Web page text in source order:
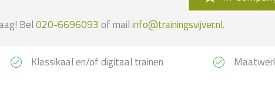
Bel020-6696093 of mailinfo@trainingsvijver.nl.
Klassikaal en/of digitaal trainen